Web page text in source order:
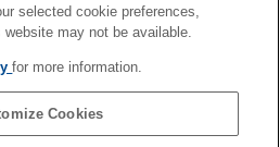
selected cookie preferences,
may not be available.
for more information.
Cookies